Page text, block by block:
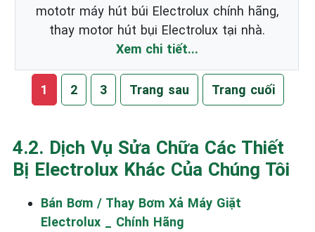
mototr máy hút búi Electrolux chính hãng,
thay motor hút bụi Electrolux tại nhà.
Xem chi tiết...
1 2 3 Trang sau Trang cuối
4.2. Dịch Vụ Sửa Chữa Các Thiết
Bị Electrolux Khác Của Chúng Tôi
Bán Bơm / Thay Bơm Xả Máy Giặt
Electrolux _ Chính Hãng